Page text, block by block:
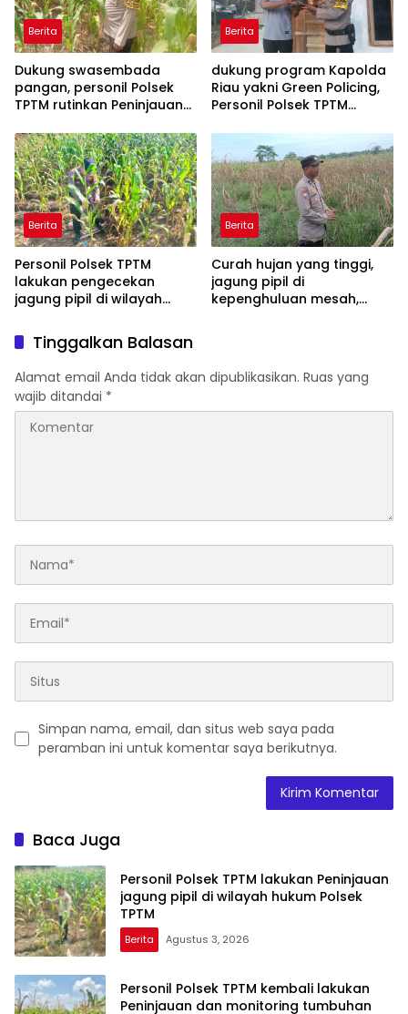
Berita
Dukung swasembada
pangan, personil Polsek
TPTM rutinkan Peninjauan
pipil di wilayah hukum
Polsek TPTM
Berita
dukung program Kapolda
Riau yakni Green Policing,
Personil Polsek TPTM
matoa kepada
masyarakat
Berita
Personil Polsek TPTM
lakukan pengecekan
jagung pipil di wilayah
Berita
Curah hujan yang tinggi,
jagung pipil di
kepenghuluan mesah,
cepat turun langsung
meninjau kelapangan
Tinggalkan Balasan
Alamat email Anda tidak akan dipublikasikan. Ruas yang
wajib ditandai *
Simpan nama, email, dan situs web saya pada
peramban ini untuk komentar saya berikutnya.
Baca Juga
Personil Polsek TPTM lakukan Peninjauan
jagung pipil di wilayah hukum Polsek
TPTM
Berita Agustus 3, 2026
Personil Polsek TPTM kembali lakukan
Peninjauan dan monitoring tumbuhan